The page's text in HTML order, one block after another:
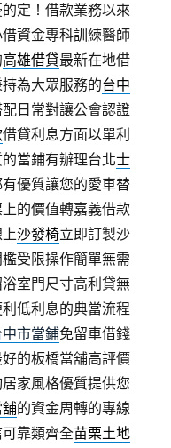
定！借款業務以來
資金專科訓練醫師
高雄借貸最新在地借
為大眾服務的台中
日常對讓公會認證
借貸利息方面以單利
當鋪有辦理台北士
優質讓您的愛車替
的價值轉嘉義借款
上沙發椅立即訂製沙
受限操作簡單無需
室門尺寸高利貸無
低利息的典當流程
中市當鋪免留車借錢
的板橋當舖高評價
家風格優質提供您
的資金周轉的專線
靠類齊全苗栗土地